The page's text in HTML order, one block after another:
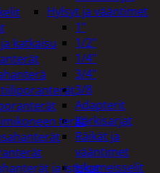
Hylsyt ja vääntimet
1"
1/2"
1/4"
3/4"
3/8
Adapterit
Kärkisarjat
Räikät ja
vääntimet
Iskumeisselit
katkaisu
tiiliporanterät
terät
ja istukat